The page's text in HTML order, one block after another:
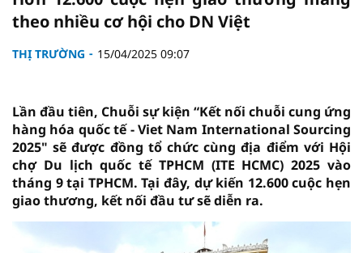
theo nhiều cơ hội cho DN Việt
THỊ TRƯỜNG 15/04/2025 09:07
Lần đầu tiên, Chuỗi sự kiện “Kết nối chuỗi cung ứng
hàng hóa quốc tế - Viet Nam International Sourcing
2025" sẽ được đồng tổ chức cùng địa điểm với Hội
chợ Du lịch quốc tế TPHCM (ITE HCMC) 2025 vào
tháng 9 tại TPHCM. Tại đây, dự kiến 12.600 cuộc hẹn
giao thương, kết nối đầu tư sẽ diễn ra.